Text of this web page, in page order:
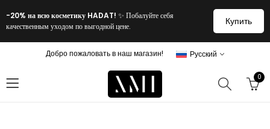
-20% на всю косметику HADAT! ✨ Побалуйте себя
качественным уходом по выгодной цене.
Купить
Добро пожаловать в наш магазин! Русский
0